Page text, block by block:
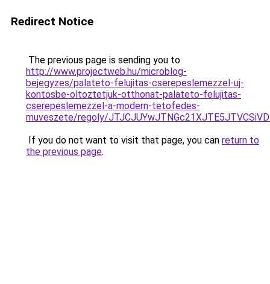
Redirect Notice
The previous page is sending you to
http://www.projectweb.hu/microblog-
bejegyzes/palateto-felujitas-cserepeslemezzel-uj-
kontosbe-oltoztetjuk-otthonat-palateto-felujitas-
cserepeslemezzel-a-modern-tetofedes-
muveszete/regoly/
If you do not want to visit that page, you can return to
the previous page.